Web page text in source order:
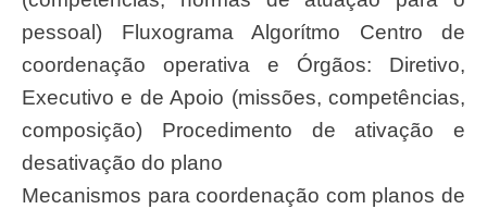
pessoal) Fluxograma Algorítmo Centro de
coordenação operativa e Órgãos: Diretivo,
Executivo e de Apoio (missões, competências,
composição) Procedimento de ativação e
desativação do plano
Mecanismos para coordenação com planos de